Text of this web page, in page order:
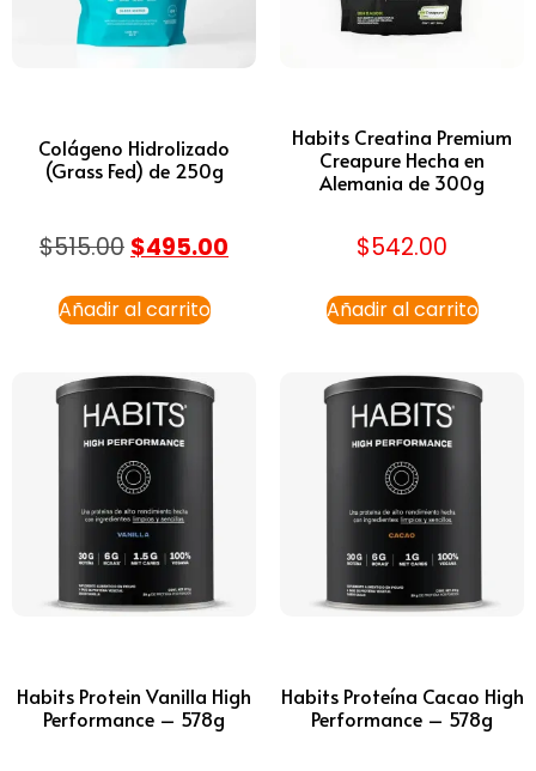
Colágeno Hidrolizado
(Grass Fed) de 250g
$515.00 $495.00
Añadir al carrito
Habits Creatina Premium
Creapure Hecha en
Alemania de 300g
$542.00
Añadir al carrito
Habits Protein Vanilla High
Performance – 578g
Habits Proteína Cacao High
Performance – 578g